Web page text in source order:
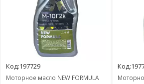
Код:197729
Моторное масло NEW FORMULA